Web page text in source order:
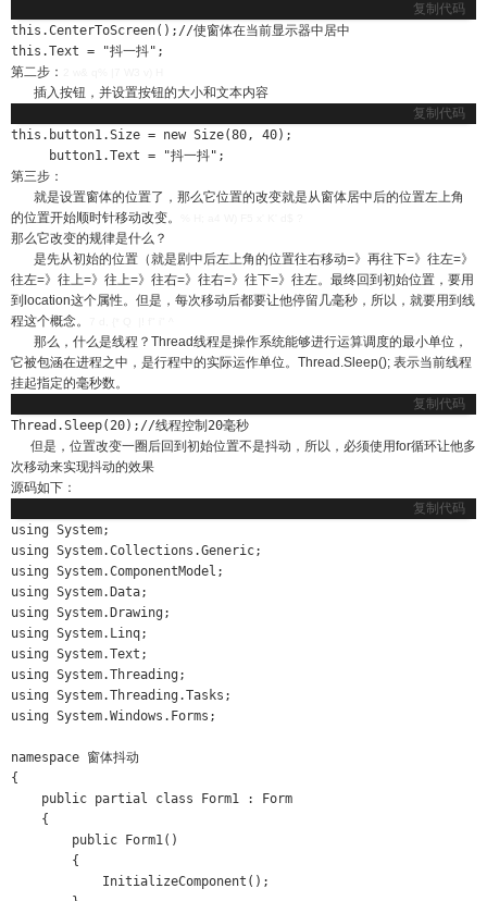
复制代码
this.CenterToScreen();//使窗体在当前显示器中居中
this.Text = "抖一抖";
第二步：
插入按钮，并设置按钮的大小和文本内容
复制代码
this.button1.Size = new Size(80, 40);
button1.Text = "抖一抖";
第三步：
就是设置窗体的位置了，那么它位置的改变就是从窗体居中后的位置左上角
的位置开始顺时针移动改变。
那么它改变的规律是什么？
是先从初始的位置（就是剧中后左上角的位置往右移动=》再往下=》往左=》
往左=》往上=》往上=》往右=》往右=》往下=》往左。最终回到初始位置，要用
到location这个属性。但是，每次移动后都要让他停留几毫秒，所以，就要用到线
程这个概念。
那么，什么是线程？Thread线程是操作系统能够进行运算调度的最小单位，
它被包涵在进程之中，是行程中的实际运作单位。Thread.Sleep(); 表示当前线程
挂起指定的毫秒数。
复制代码
Thread.Sleep(20);//线程控制20毫秒
但是，位置改变一圈后回到初始位置不是抖动，所以，必须使用for循环让他多
次移动来实现抖动的效果
源码如下：
复制代码
using System;
using System.Collections.Generic;
using System.ComponentModel;
using System.Data;
using System.Drawing;
using System.Linq;
using System.Text;
using System.Threading;
using System.Threading.Tasks;
using System.Windows.Forms;
namespace 窗体抖动
{
public partial class Form1 : Form
{
public Form1()
{
InitializeComponent();